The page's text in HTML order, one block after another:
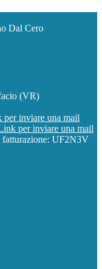
Dal Cero
(VR)
per inviare una mail
per inviare una mail
fatturazione: UF2N3V